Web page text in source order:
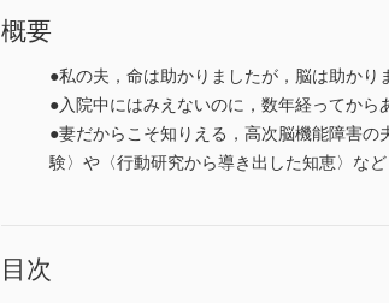
概要
●私の夫，命は助かりましたが，脳は助か
●入院中にはみえないのに，数年経ってから
●妻だからこそ知りえる，高次脳機能障害
験〉や〈行動研究から導き出した知恵〉な
目次